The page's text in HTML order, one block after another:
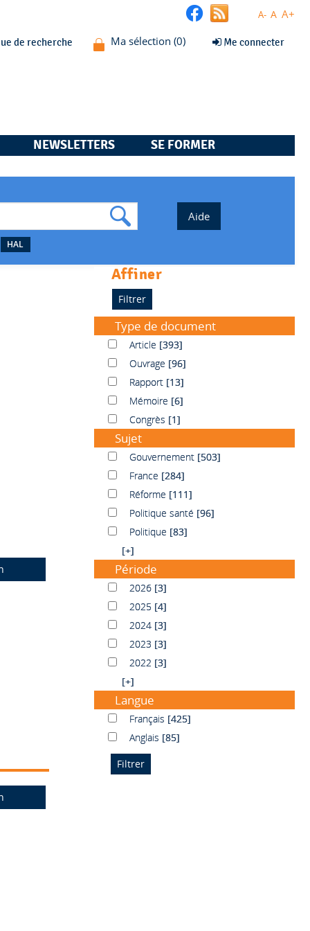
A- A A+
de recherche Me connecter
NEWSLETTERS SE FORMER
HAL
affiner
Type de document
ArticleArticle [393]
OuvrageOuvrage [96]
RapportRapport [13]
MémoireMémoire [6]
CongrèsCongrès [1]
Sujet
Gouvernement
Gouvernement [503]
FranceFrance [284]
RéformeRéforme [111]
Politique santé
Politique santé [96]
PolitiquePolitique [83]
[+]
Période
20262026 [3]
20252025 [4]
20242024 [3]
20232023 [3]
20222022 [3]
[+]
Langue
FrançaisFrançais [425]
AnglaisAnglais [85]